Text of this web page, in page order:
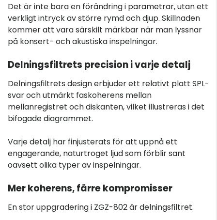
Det är inte bara en förändring i parametrar, utan ett
verkligt intryck av större rymd och djup. Skillnaden
kommer att vara särskilt märkbar när man lyssnar
på konsert- och akustiska inspelningar.
Delningsfiltrets precision i varje detalj
Delningsfiltrets design erbjuder ett relativt platt SPL-
svar och utmärkt faskoherens mellan
mellanregistret och diskanten, vilket illustreras i det
bifogade diagrammet.
Varje detalj har finjusterats för att uppnå ett
engagerande, naturtroget ljud som förblir sant
oavsett olika typer av inspelningar.
Mer koherens, färre kompromisser
En stor uppgradering i ZGZ-802 är delningsfiltret.